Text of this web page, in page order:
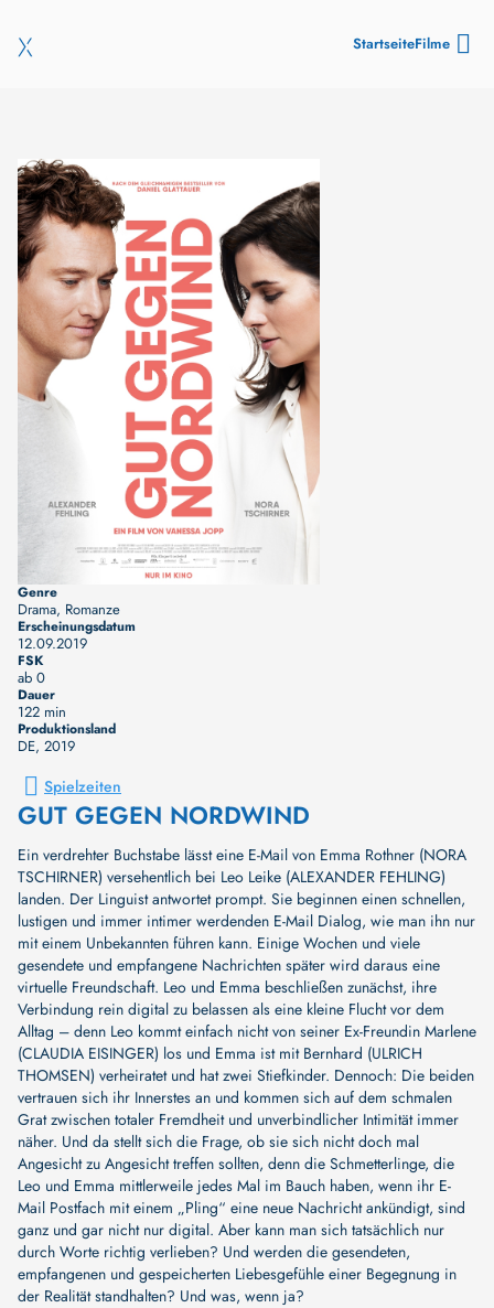
StartseiteFilme
Genre
Drama, Romanze
Erscheinungsdatum
12.09.2019
FSK
ab 0
Dauer
122 min
Produktionsland
DE, 2019
Spielzeiten
GUT GEGEN NORDWIND
Ein verdrehter Buchstabe lässt eine E-Mail von Emma Rothner (NORA
TSCHIRNER) versehentlich bei Leo Leike (ALEXANDER FEHLING)
landen. Der Linguist antwortet prompt. Sie beginnen einen schnellen,
lustigen und immer intimer werdenden E-Mail Dialog, wie man ihn nur
mit einem Unbekannten führen kann. Einige Wochen und viele
gesendete und empfangene Nachrichten später wird daraus eine
virtuelle Freundschaft. Leo und Emma beschließen zunächst, ihre
Verbindung rein digital zu belassen als eine kleine Flucht vor dem
Alltag – denn Leo kommt einfach nicht von seiner Ex-Freundin Marlene
(CLAUDIA EISINGER) los und Emma ist mit Bernhard (ULRICH
THOMSEN) verheiratet und hat zwei Stiefkinder. Dennoch: Die beiden
vertrauen sich ihr Innerstes an und kommen sich auf dem schmalen
Grat zwischen totaler Fremdheit und unverbindlicher Intimität immer
näher. Und da stellt sich die Frage, ob sie sich nicht doch mal
Angesicht zu Angesicht treffen sollten, denn die Schmetterlinge, die
Leo und Emma mittlerweile jedes Mal im Bauch haben, wenn ihr E-
Mail Postfach mit einem „Pling“ eine neue Nachricht ankündigt, sind
ganz und gar nicht nur digital. Aber kann man sich tatsächlich nur
durch Worte richtig verlieben? Und werden die gesendeten,
empfangenen und gespeicherten Liebesgefühle einer Begegnung in
der Realität standhalten? Und was, wenn ja?